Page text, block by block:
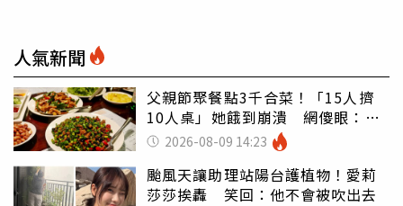
人氣新聞
父親節聚餐點3千合菜！「15人擠
10人桌」她餓到崩潰 網傻眼：讓
店家看笑話
2026-08-09 14:23
颱風天讓助理站陽台護植物！愛莉
莎莎挨轟 笑回：他不會被吹出去